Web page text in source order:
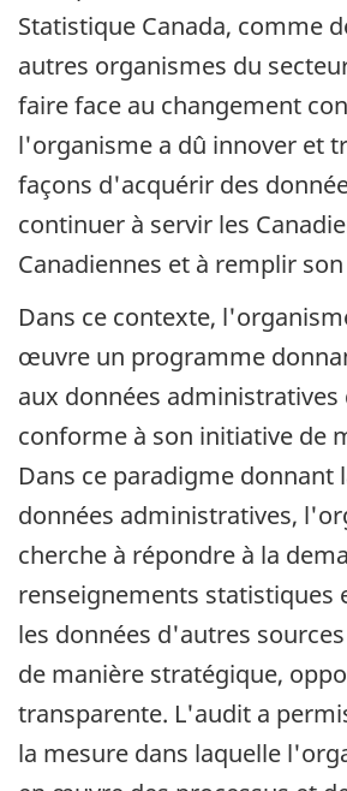
Statistique Canada, comme
autres organismes du
faire face au changement
l'organisme a dû innover et
façons d'acquérir des
continuer à servir les
Canadiennes et à remplir
Dans ce contexte,
œuvre un programme
aux données administratives
conforme à son initiative de
Dans ce paradigme donnant
données administratives,
cherche à répondre à la
renseignements statistiques
les données d'autres
de manière stratégique,
transparente. L'audit a
la mesure dans laquelle